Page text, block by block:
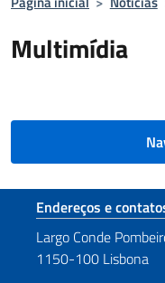
Multimídia
Seção de
Endereços e
Largo Conde
1150-100 Lisbona